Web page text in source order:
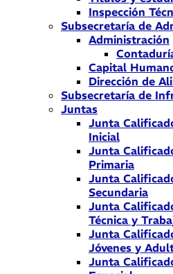
Inspección
Subsecretaría de
Administración
Capital
Dirección de
Subsecretaría de
Juntas
Junta
Inicial
Junta
Primaria
Junta
Secundaria
Junta
Técnica y
Junta
Jóvenes y
Junta